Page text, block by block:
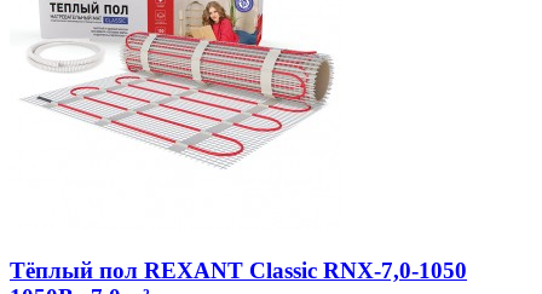
Тёплый пол REXANT Classic RNX-7,0-1050